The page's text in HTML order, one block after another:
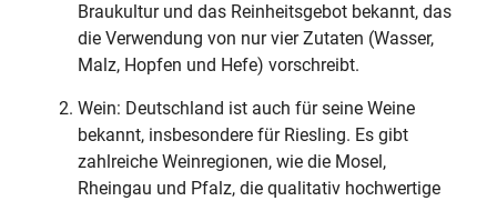
Braukultur und das Reinheitsgebot bekannt, das
die Verwendung von nur vier Zutaten (Wasser,
Malz, Hopfen und Hefe) vorschreibt.
Wein: Deutschland ist auch für seine Weine
bekannt, insbesondere für Riesling. Es gibt
zahlreiche Weinregionen, wie die Mosel,
Rheingau und Pfalz, die qualitativ hochwertige